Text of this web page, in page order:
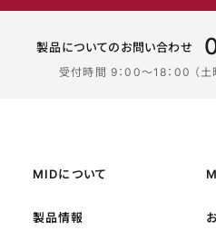
製品についてのお問い合わせ
受付時間 9：00〜18：00 （土
製品情報
MIDについて